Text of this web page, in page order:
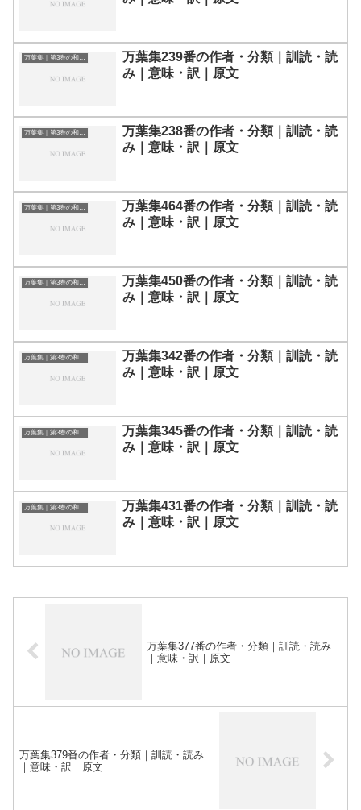
万葉集｜第3巻の和歌一覧
万葉集239番の作者・分類｜訓読・読
み｜意味・訳｜原文
万葉集｜第3巻の和歌一覧
万葉集238番の作者・分類｜訓読・読
み｜意味・訳｜原文
万葉集｜第3巻の和歌一覧
万葉集464番の作者・分類｜訓読・読
み｜意味・訳｜原文
万葉集｜第3巻の和歌一覧
万葉集450番の作者・分類｜訓読・読
み｜意味・訳｜原文
万葉集｜第3巻の和歌一覧
万葉集342番の作者・分類｜訓読・読
み｜意味・訳｜原文
万葉集｜第3巻の和歌一覧
万葉集345番の作者・分類｜訓読・読
み｜意味・訳｜原文
万葉集431番の作者・分類｜訓読・読
み｜意味・訳｜原文
万葉集377番の作者・分類｜訓読・読み
｜意味・訳｜原文
万葉集379番の作者・分類｜訓読・読み
｜意味・訳｜原文